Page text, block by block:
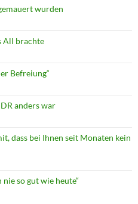
wurden
All brachte
Befreiung“
anders war
dass bei Ihnen seit Monaten kein
so gut wie heute“